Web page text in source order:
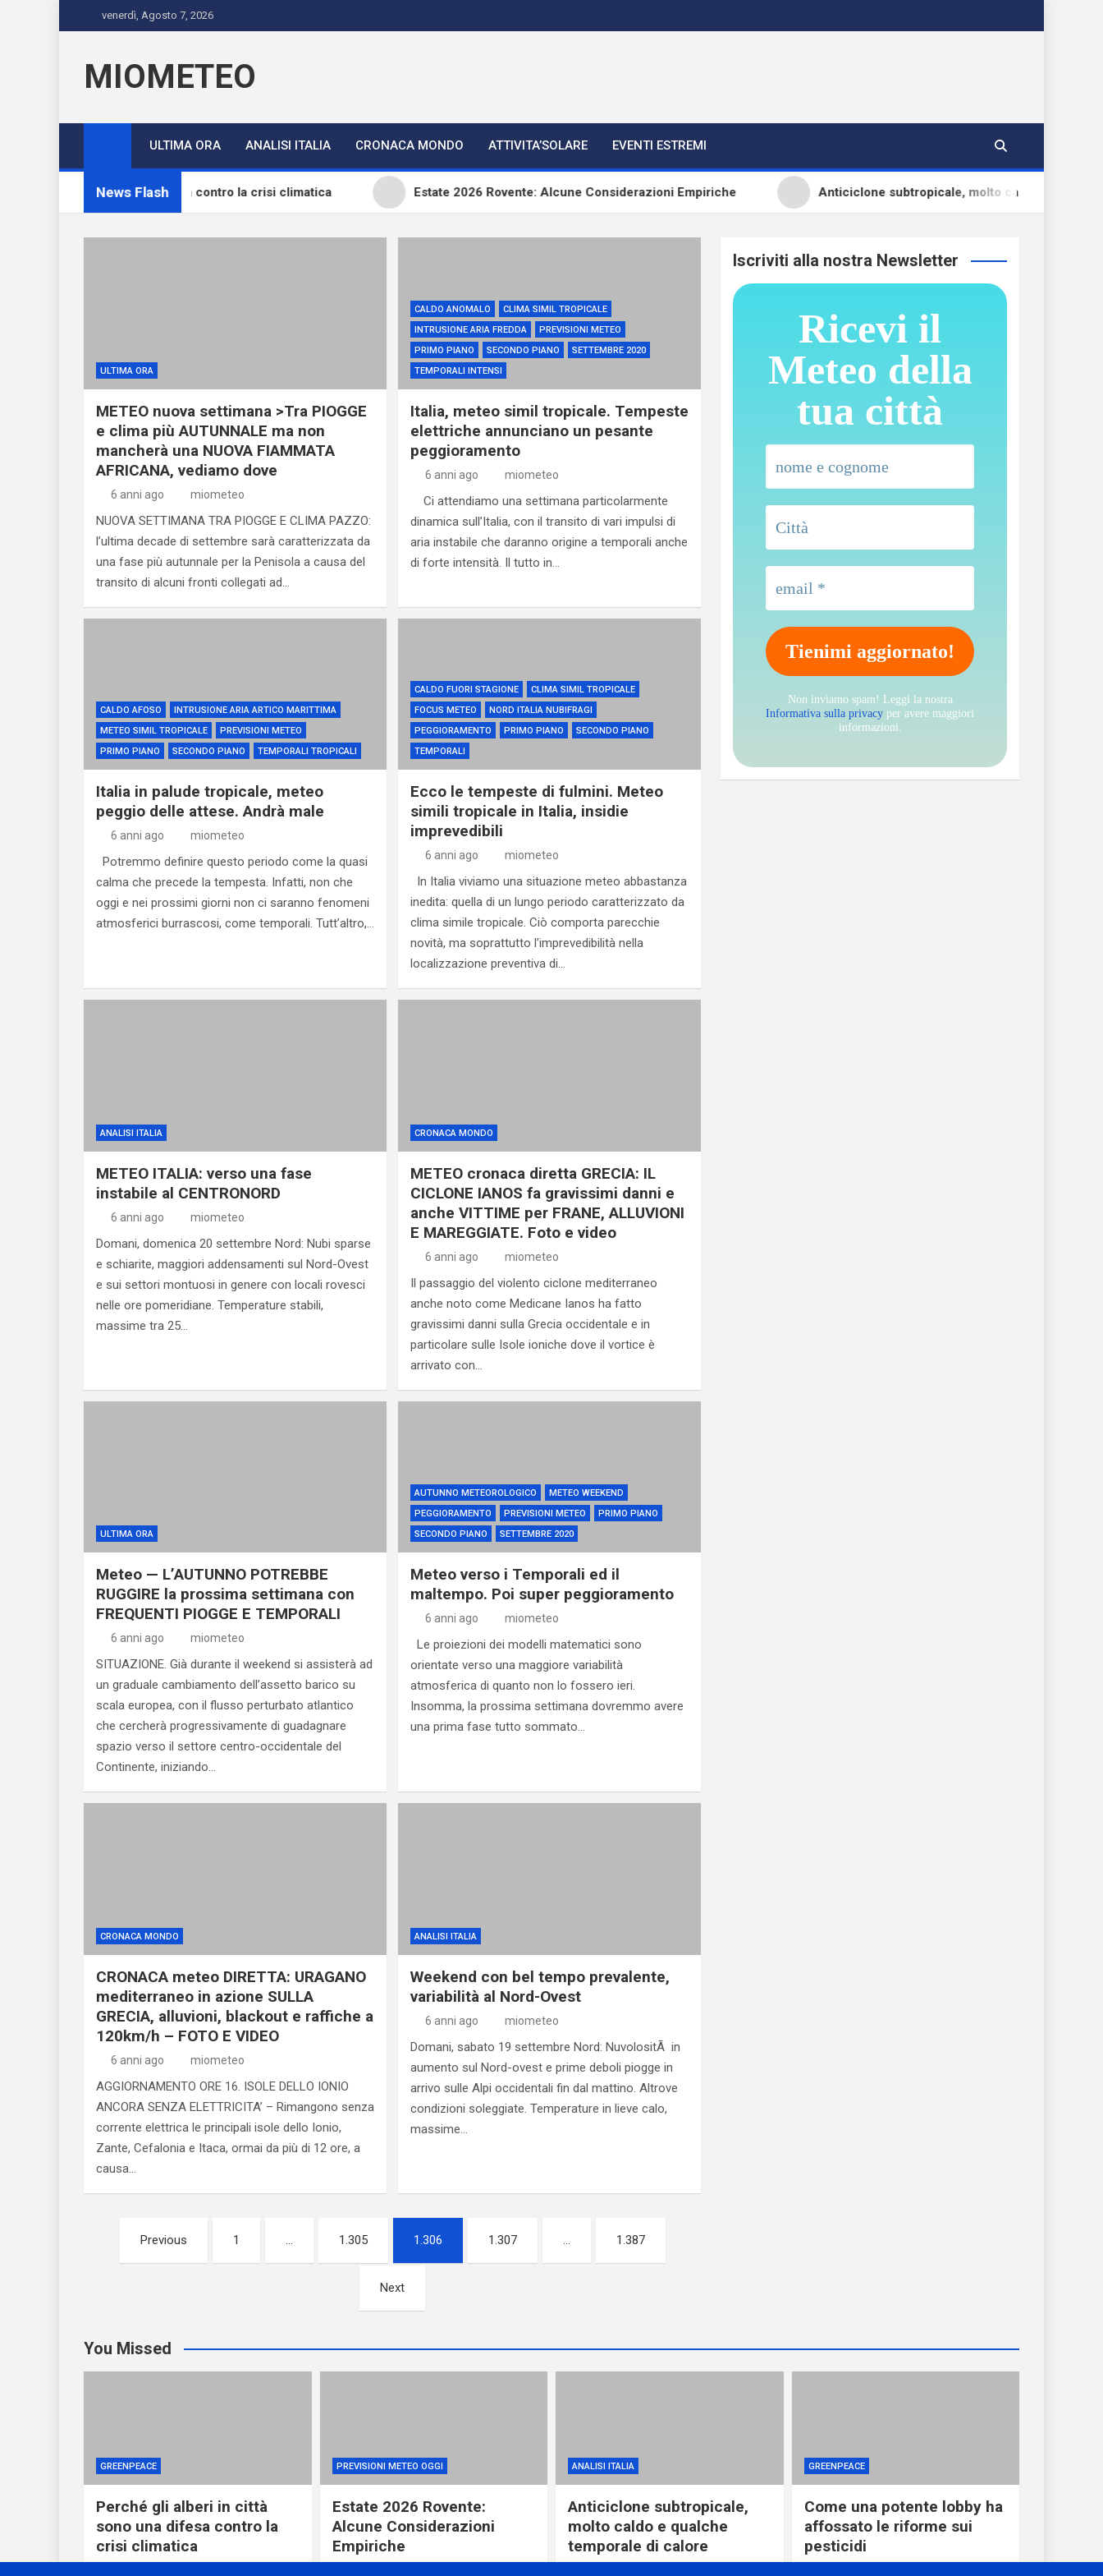
to
venerdì, Agosto 7, 2026
MIOMETEO
ULTIMA ORA ANALISI ITALIA CRONACA MONDO ATTIVITA’SOLARE EVENTI ESTREMI
News Flash
in città sono una difesa contro la crisi climatica Estate 2026 Rovente: Alcune Considerazioni Empiriche Anticiclone subtropicale, molto caldo e qualche
ULTIMA ORA
METEO nuova settimana >Tra PIOGGE
e clima più AUTUNNALE ma non
mancherà una NUOVA FIAMMATA
AFRICANA, vediamo dove
6 anni ago miometeo
NUOVA SETTIMANA TRA PIOGGE E CLIMA PAZZO:
l’ultima decade di settembre sarà caratterizzata da
una fase più autunnale per la Penisola a causa del
transito di alcuni fronti collegati ad…
CALDO ANOMALO
CLIMA SIMIL TROPICALE
INTRUSIONE ARIA FREDDA
PREVISIONI METEO
PRIMO PIANO
SECONDO PIANO
SETTEMBRE 2020
TEMPORALI INTENSI
Italia, meteo simil tropicale. Tempeste
elettriche annunciano un pesante
peggioramento
6 anni ago miometeo
Ci attendiamo una settimana particolarmente
dinamica sull’Italia, con il transito di vari impulsi di
aria instabile che daranno origine a temporali anche
di forte intensità. Il tutto in…
CALDO AFOSO
INTRUSIONE ARIA ARTICO MARITTIMA
METEO SIMIL TROPICALE
PREVISIONI METEO
PRIMO PIANO
SECONDO PIANO TEMPORALI TROPICALI
Italia in palude tropicale, meteo
peggio delle attese. Andrà male
6 anni ago miometeo
Potremmo definire questo periodo come la quasi
calma che precede la tempesta. Infatti, non che
oggi e nei prossimi giorni non ci saranno fenomeni
atmosferici burrascosi, come temporali. Tutt’altro,…
CALDO FUORI STAGIONE
CLIMA SIMIL TROPICALE
FOCUS METEO
NORD ITALIA NUBIFRAGI
PEGGIORAMENTO
PRIMO PIANO
SECONDO PIANO
TEMPORALI
Ecco le tempeste di fulmini. Meteo
simili tropicale in Italia, insidie
imprevedibili
6 anni ago miometeo
In Italia viviamo una situazione meteo abbastanza
inedita: quella di un lungo periodo caratterizzato da
clima simile tropicale. Ciò comporta parecchie
novità, ma soprattutto l’imprevedibilità nella
localizzazione preventiva di…
ANALISI ITALIA
METEO ITALIA: verso una fase
instabile al CENTRONORD
6 anni ago miometeo
Domani, domenica 20 settembre Nord: Nubi sparse
e schiarite, maggiori addensamenti sul Nord-Ovest
e sui settori montuosi in genere con locali rovesci
nelle ore pomeridiane. Temperature stabili,
massime tra 25…
CRONACA MONDO
METEO cronaca diretta GRECIA: IL
CICLONE IANOS fa gravissimi danni e
anche VITTIME per FRANE, ALLUVIONI
E MAREGGIATE. Foto e video
6 anni ago miometeo
Il passaggio del violento ciclone mediterraneo
anche noto come Medicane Ianos ha fatto
gravissimi danni sulla Grecia occidentale e in
particolare sulle Isole ioniche dove il vortice è
arrivato con…
ULTIMA ORA
Meteo — L’AUTUNNO POTREBBE
RUGGIRE la prossima settimana con
FREQUENTI PIOGGE E TEMPORALI
6 anni ago miometeo
SITUAZIONE. Già durante il weekend si assisterà ad
un graduale cambiamento dell’assetto barico su
scala europea, con il flusso perturbato atlantico
che cercherà progressivamente di guadagnare
spazio verso il settore centro-occidentale del
Continente, iniziando…
AUTUNNO METEOROLOGICO
METEO WEEKEND
PEGGIORAMENTO
PREVISIONI METEO
PRIMO PIANO
SECONDO PIANO
SETTEMBRE 2020
Meteo verso i Temporali ed il
maltempo. Poi super peggioramento
6 anni ago miometeo
Le proiezioni dei modelli matematici sono
orientate verso una maggiore variabilità
atmosferica di quanto non lo fossero ieri.
Insomma, la prossima settimana dovremmo avere
una prima fase tutto sommato…
CRONACA MONDO
CRONACA meteo DIRETTA: URAGANO
mediterraneo in azione SULLA
GRECIA, alluvioni, blackout e raffiche a
120km/h – FOTO E VIDEO
6 anni ago miometeo
AGGIORNAMENTO ORE 16. ISOLE DELLO IONIO
ANCORA SENZA ELETTRICITA’ – Rimangono senza
corrente elettrica le principali isole dello Ionio,
Zante, Cefalonia e Itaca, ormai da più di 12 ore, a
causa…
ANALISI ITALIA
Weekend con bel tempo prevalente,
variabilità al Nord-Ovest
6 anni ago miometeo
Domani, sabato 19 settembre Nord: NuvolositÃ in
aumento sul Nord-ovest e prime deboli piogge in
arrivo sulle Alpi occidentali fin dal mattino. Altrove
condizioni soleggiate. Temperature in lieve calo,
massime…
Paginazione
degli
Previous 1 1.305 1.306 1.307 1.387
Next
Iscriviti alla nostra Newsletter
Ricevi il
Meteo della
tua città
Non inviamo spam! Leggi la nostra
Informativa sulla privacy per avere maggiori
informazioni.
You Missed
GREENPEACE
Perché gli alberi in città
sono una difesa contro la
crisi climatica
PREVISIONI METEO OGGI
Estate 2026 Rovente:
Alcune Considerazioni
Empiriche
ANALISI ITALIA
Anticiclone subtropicale,
molto caldo e qualche
temporale di calore
GREENPEACE
Come una potente lobby ha
affossato le riforme sui
pesticidi